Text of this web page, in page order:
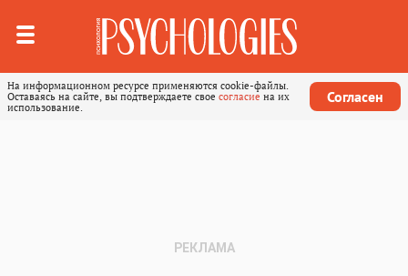
На информационном ресурсе применяются cookie-файлы.
Оставаясь на сайте, вы подтверждаете свое согласие на их
использование.
Согласен